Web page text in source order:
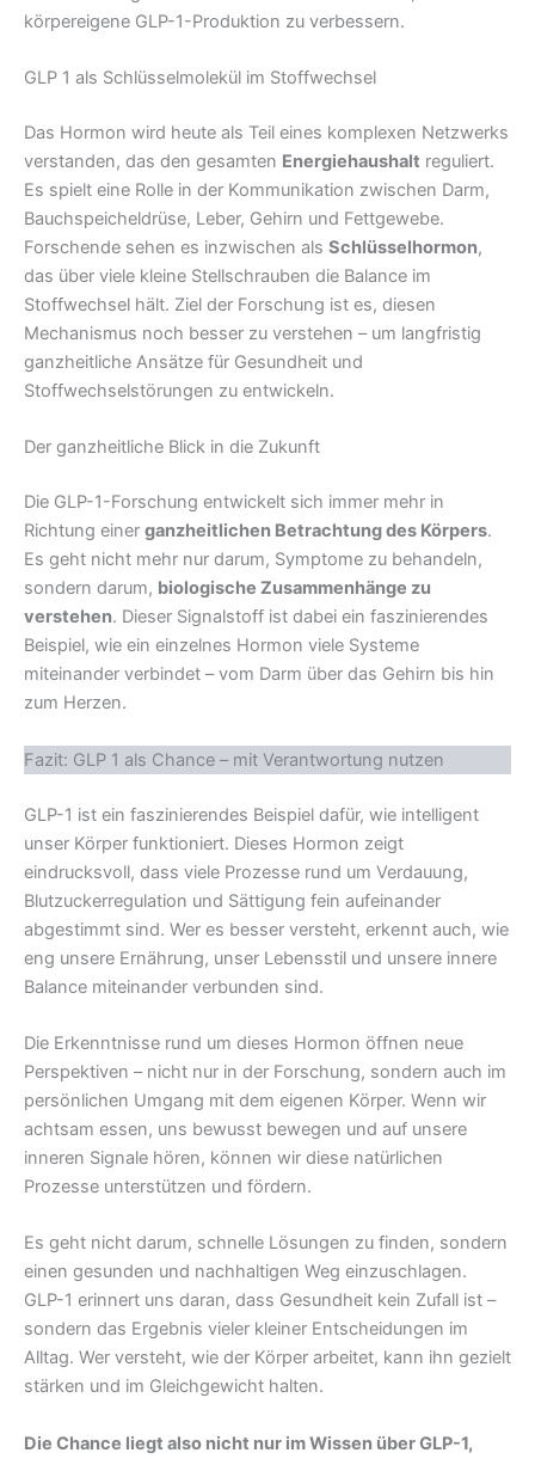
körpereigene GLP-1-Produktion zu verbessern.
GLP 1 als Schlüsselmolekül im Stoffwechsel
Das Hormon wird heute als Teil eines komplexen Netzwerks
verstanden, das den gesamten Energiehaushalt reguliert.
Es spielt eine Rolle in der Kommunikation zwischen Darm,
Bauchspeicheldrüse, Leber, Gehirn und Fettgewebe.
Forschende sehen es inzwischen als Schlüsselhormon,
das über viele kleine Stellschrauben die Balance im
Stoffwechsel hält. Ziel der Forschung ist es, diesen
Mechanismus noch besser zu verstehen – um langfristig
ganzheitliche Ansätze für Gesundheit und
Stoffwechselstörungen zu entwickeln.
Der ganzheitliche Blick in die Zukunft
Die GLP-1-Forschung entwickelt sich immer mehr in
Richtung einer ganzheitlichen Betrachtung des Körpers.
Es geht nicht mehr nur darum, Symptome zu behandeln,
sondern darum, biologische Zusammenhänge zu
verstehen. Dieser Signalstoff ist dabei ein faszinierendes
Beispiel, wie ein einzelnes Hormon viele Systeme
miteinander verbindet – vom Darm über das Gehirn bis hin
zum Herzen.
Fazit: GLP 1 als Chance – mit Verantwortung nutzen
GLP-1 ist ein faszinierendes Beispiel dafür, wie intelligent
unser Körper funktioniert. Dieses Hormon zeigt
eindrucksvoll, dass viele Prozesse rund um Verdauung,
Blutzuckerregulation und Sättigung fein aufeinander
abgestimmt sind. Wer es besser versteht, erkennt auch, wie
eng unsere Ernährung, unser Lebensstil und unsere innere
Balance miteinander verbunden sind.
Die Erkenntnisse rund um dieses Hormon öffnen neue
Perspektiven – nicht nur in der Forschung, sondern auch im
persönlichen Umgang mit dem eigenen Körper. Wenn wir
achtsam essen, uns bewusst bewegen und auf unsere
inneren Signale hören, können wir diese natürlichen
Prozesse unterstützen und fördern.
Es geht nicht darum, schnelle Lösungen zu finden, sondern
einen gesunden und nachhaltigen Weg einzuschlagen.
GLP-1 erinnert uns daran, dass Gesundheit kein Zufall ist –
sondern das Ergebnis vieler kleiner Entscheidungen im
Alltag. Wer versteht, wie der Körper arbeitet, kann ihn gezielt
stärken und im Gleichgewicht halten.
Die Chance liegt also nicht nur im Wissen über GLP-1,